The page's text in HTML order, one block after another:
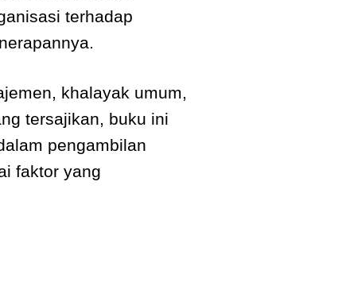
terhadap
khalayak umum,
tersajikan, buku ini
pengambilan
faktor yang